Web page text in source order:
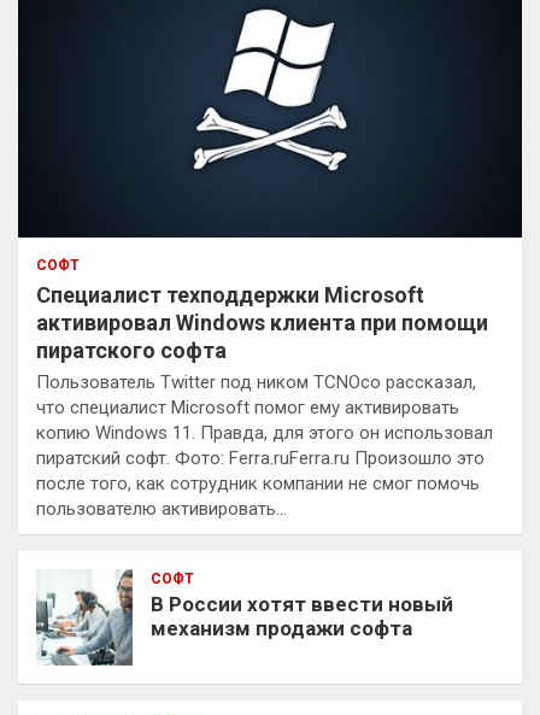
СОФТ
Специалист техподдержки Microsoft
активировал Windows клиента при помощи
пиратского софта
Пользователь Twitter под ником TCNOco рассказал,
что специалист Microsoft помог ему активировать
копию Windows 11. Правда, для этого он использовал
пиратский софт. Фото: Ferra.ruFerra.ru Произошло это
после того, как сотрудник компании не смог помочь
пользователю активировать…
СОФТ
В России хотят ввести новый
механизм продажи софта